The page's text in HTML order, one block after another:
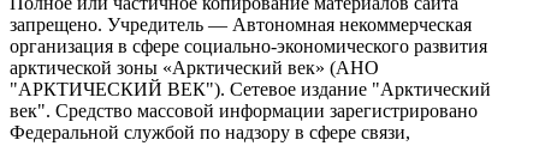
запрещено. Учредитель — Автономная некоммерческая
организация в сфере социально-экономического развития
арктической зоны «Арктический век» (АНО
"АРКТИЧЕСКИЙ ВЕК"). Сетевое издание "Арктический
век". Средство массовой информации зарегистрировано
Федеральной службой по надзору в сфере связи,